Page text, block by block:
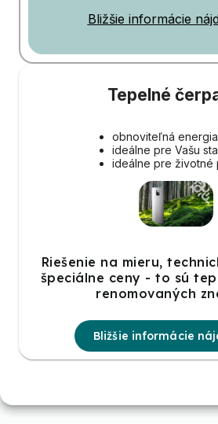
Bližšie informácie
Tepelné
obnoviteľná energia
ideálne pre Vašu
ideálne pre životné
Riešenie na mieru,
špeciálne ceny - to sú
renomovaných
Bližšie informácie